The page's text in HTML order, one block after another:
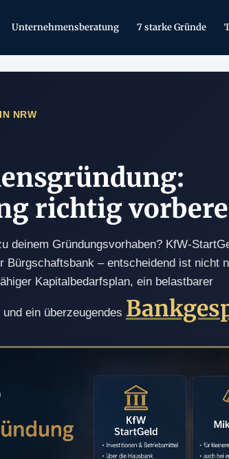
Unternehmensberatung 7 starke Gründe
NRW
richtig
deinem Gründungsvorhaben? KfW-
Bürgschaftsbank – entscheidend ist nicht
Kapitalbedarfsplan, ein belastbarer
und ein überzeugendes